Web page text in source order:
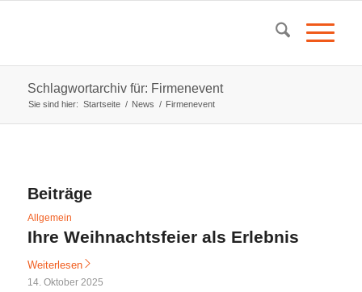
Schlagwortarchiv für: Firmenevent
Sie sind hier: Startseite / News / Firmenevent
Beiträge
Allgemein
Ihre Weihnachtsfeier als Erlebnis
Weiterlesen
14. Oktober 2025